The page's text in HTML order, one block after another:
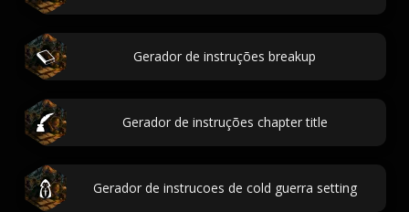
Gerador de instruções breakup
Gerador de instruções chapter title
Gerador de instrucoes de cold guerra setting